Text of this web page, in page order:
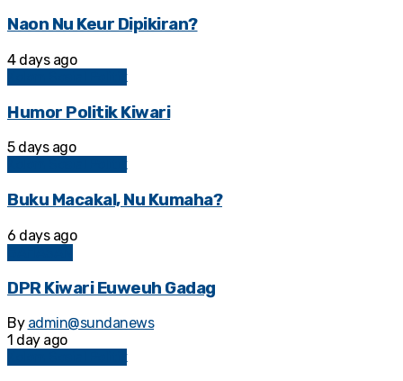
Naon Nu Keur Dipikiran?
4 days ago
Humor Politik Kiwari
5 days ago
Buku Macakal, Nu Kumaha?
6 days ago
DPR Kiwari Euweuh Gadag
By admin@sundanews
1 day ago